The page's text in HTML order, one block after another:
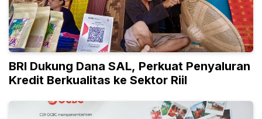
BRI Dukung Dana SAL, Perkuat Penyaluran
Kredit Berkualitas ke Sektor Riil